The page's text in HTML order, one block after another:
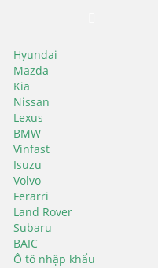
Hyundai
Mazda
Kia
Nissan
Lexus
BMW
Vinfast
Isuzu
Volvo
Ferarri
Land Rover
Subaru
BAIC
Ô tô nhập khẩu